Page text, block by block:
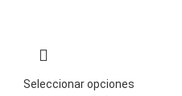
Seleccionar opciones